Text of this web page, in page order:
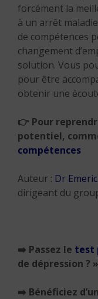
forcément la
à un arrêt
de compétences
changement
solution. Vous
pour être
obtenir une
👉 Pour
potentiel,
compétences
Auteur : Dr
dirigeant du
➡️ Passez le test
de dépression ? »
➡️ Bénéficiez d’un